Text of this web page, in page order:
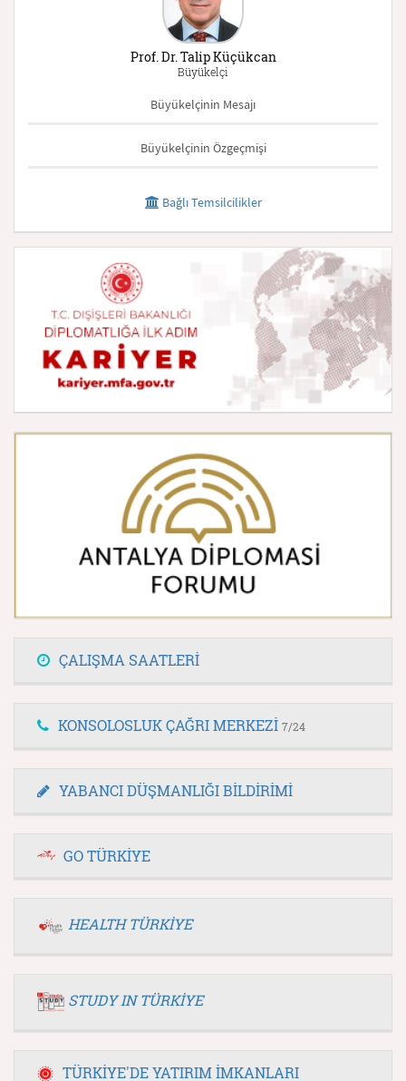
Prof. Dr. Talip Küçükcan
Büyükelçi
Büyükelçinin Mesajı
Büyükelçinin Özgeçmişi
Bağlı Temsilcilikler
ÇALIŞMA SAATLERİ
KONSOLOSLUK ÇAĞRI MERKEZİ 7/24
YABANCI DÜŞMANLIĞI BİLDİRİMİ
GO TÜRKİYE
HEALTH TÜRKİYE
STUDY IN TÜRKİYE
TÜRKİYE'DE YATIRIM İMKANLARI